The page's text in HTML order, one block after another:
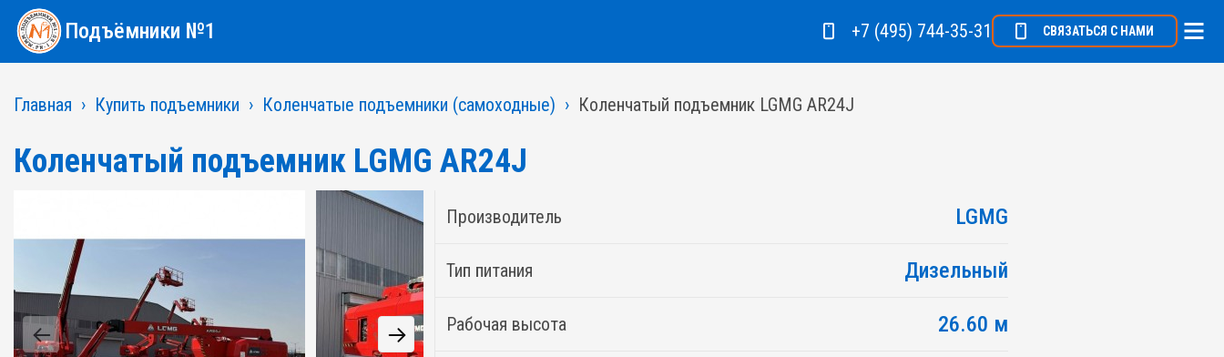
Подъёмники №1 +7 (495) 744-35-31 СВЯЗАТЬСЯ С НАМИ
Главная Купить подъемники Коленчатые подъемники (самоходные) Коленчатый подъемник LGMG AR24J
Коленчатый подъемник LGMG AR24J
Производитель LGMG
Тип питания Дизельный
Рабочая высота 26.60 м